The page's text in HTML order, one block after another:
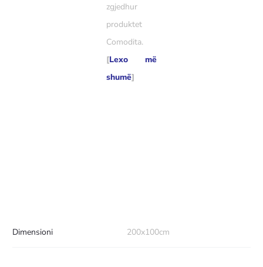
zgjedhur
produktet
Comodita.
[Lexo më
shumë]
Dimensioni 200x100cm